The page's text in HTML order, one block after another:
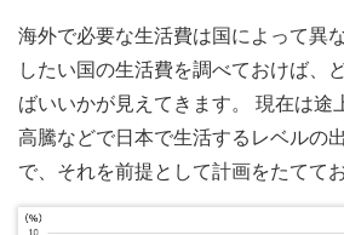
海外で必要な生活費は国によって異
したい国の生活費を調べておけば、
ばいいかが見えてきます。 現在は途
高騰などで日本で生活するレベルの
で、それを前提として計画をたてて